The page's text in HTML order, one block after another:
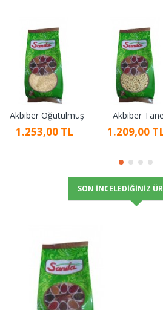
Akbiber Öğütülmüş
1.253,00 TL
Akbiber Tane
1.209,00
SON İNCELEDIĞINIZ